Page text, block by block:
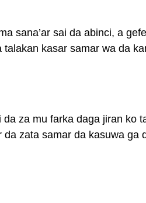
sana’ar sai da abinci, a
kasar samar wa da
za mu farka daga jiran ko
da zata samar da kasuwa ga